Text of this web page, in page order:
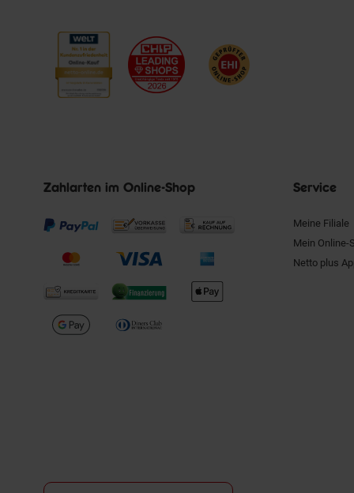
Zahlarten im Online-Shop Service
Meine Filiale
Mein Online-
Netto plus